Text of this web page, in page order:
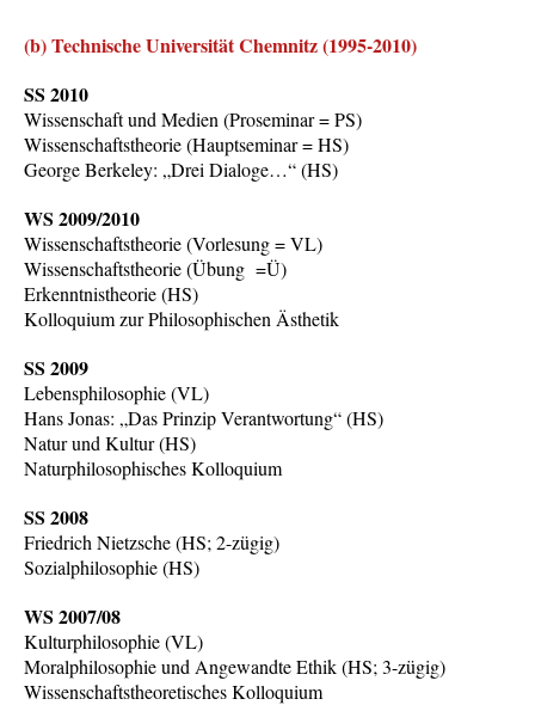
(b) Technische Universität Chemnitz (1995-2010)
SS 2010
Wissenschaft und Medien (Proseminar = PS)
Wissenschaftstheorie (Hauptseminar = HS)
George Berkeley: „Drei Dialoge…“ (HS)
WS 2009/2010
Wissenschaftstheorie (Vorlesung = VL)
Wissenschaftstheorie (Übung =Ü)
Erkenntnistheorie (HS)
Kolloquium zur Philosophischen Ästhetik
SS 2009
Lebensphilosophie (VL)
Hans Jonas: „Das Prinzip Verantwortung“ (HS)
Natur und Kultur (HS)
Naturphilosophisches Kolloquium
SS 2008
Friedrich Nietzsche (HS; 2-zügig)
Sozialphilosophie (HS)
WS 2007/08
Kulturphilosophie (VL)
Moralphilosophie und Angewandte Ethik (HS; 3-zügig)
Wissenschaftstheoretisches Kolloquium